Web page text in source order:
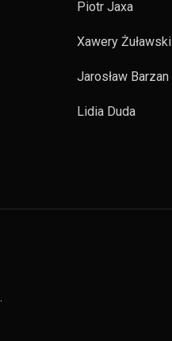
Piotr Jaxa
Xawery Żuławski
Jarosław Barzan
Lidia Duda